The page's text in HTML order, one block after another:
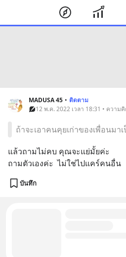
MADUSA 45 • ติดตาม
12 พ.ค. 2022 เวลา 18:31 • ความ
ถ้าจะเอาคนคุยเก่าของเพื่อนม
แล้วถามไม่คบ คุณจะแย่มั้ยค่ะ
ถามตัวเองค่ะ  ไม่ใช่ไปแคร์คนอื่น
บันทึก